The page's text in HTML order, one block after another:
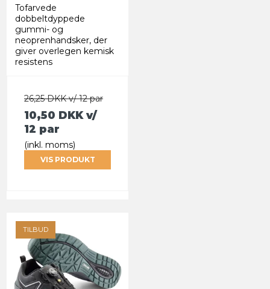
Tofarvede
dobbeltdyppede
gummi- og
neoprenhandsker, der
giver overlegen kemisk
resistens
26,25 DKK v/ 12 par
10,50 DKKv/
12 par
(inkl. moms)
VIS PRODUKT
TILBUD